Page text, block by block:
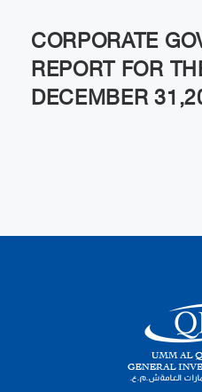
CORPORATE
REPORT FOR
DECEMBER